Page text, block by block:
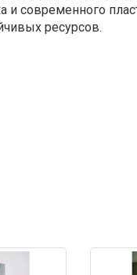
современного
ресурсов.